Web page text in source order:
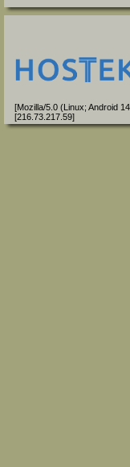
[Mozilla/5.0 (Linux; Android
[216.73.217.59]